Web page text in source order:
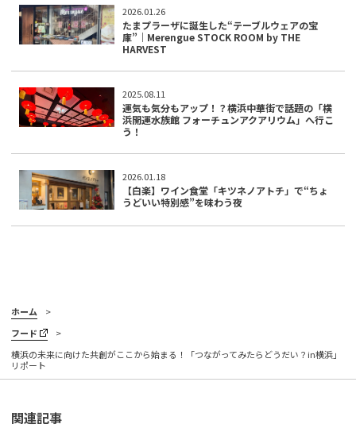
2026.01.26
たまプラーザに誕生した“テーブルウェアの宝
庫”｜Merengue STOCK ROOM by THE
HARVEST
2025.08.11
運気も気分もアップ！？横浜中華街で話題の「横
浜開運水族館 フォーチュンアクアリウム」へ行こ
う！
2026.01.18
【白楽】ワイン食堂「キツネノアトチ」で“ちょ
うどいい特別感”を味わう夜
ホーム
フード
横浜の未来に向けた共創がここから始まる！「つながってみたらどうだい？in横浜」
リポート
関連記事